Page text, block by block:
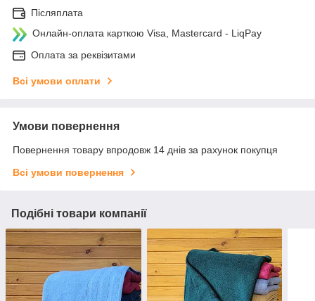
Післяплата
Онлайн-оплата карткою Visa, Mastercard - LiqPay
Оплата за реквізитами
Всі умови оплати
Умови повернення
Повернення товару впродовж 14 днів за рахунок покупця
Всі умови повернення
Подібні товари компанії